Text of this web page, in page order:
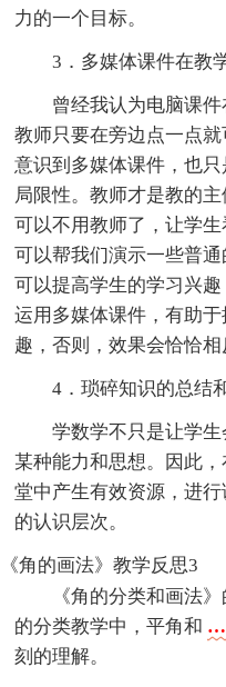
力的一个目标。
3．多媒体课件在教
曾经我认为电脑课
教师只要在旁边点一点
意识到多媒体课件，也
局限性。教师才是教的
可以不用教师了，让学
可以帮我们演示一些普
可以提高学生的学习兴
运用多媒体课件，有助
趣，否则，效果会恰恰相
4．琐碎知识的总结
学数学不只是让学
某种能力和思想。因此
堂中产生有效资源，进
的认识层次。
《角的画法》教学反思3
《角的分类和画法
的分类教学中，平角和
刻的理解。